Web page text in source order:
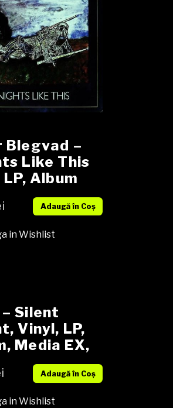
Blegvad –
Like This
Album
EX cover EX
Adaugă în Coș
in Wishlist
Silent
Vinyl, LP,
Media EX,
EX (SH)
Adaugă în Coș
in Wishlist